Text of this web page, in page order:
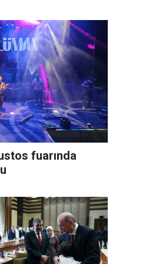
fuarında